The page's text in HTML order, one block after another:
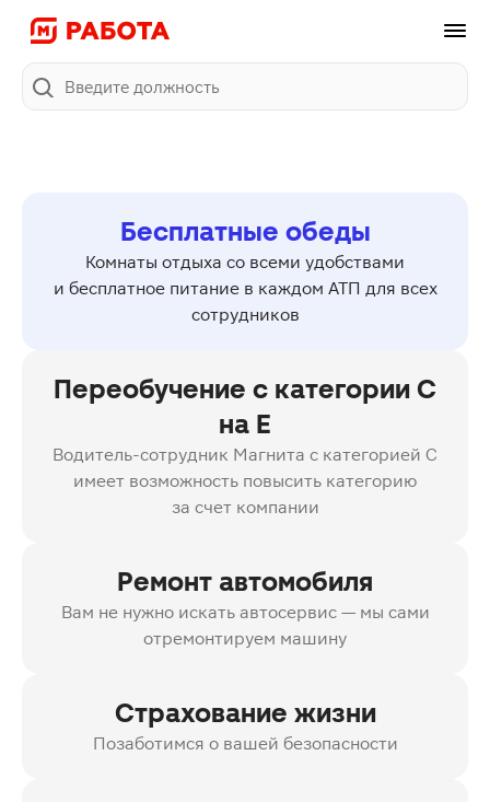
Бесплатные обеды
Комнаты отдыха со всеми удобствами
и бесплатное питание в каждом АТП для всех
сотрудников
Переобучение с категории C
на E
Водитель-сотрудник Магнита с категорией C
имеет возможность повысить категорию
за счет компании
Ремонт автомобиля
Вам не нужно искать автосервис — мы сами
отремонтируем машину
Страхование жизни
Позаботимся о вашей безопасности